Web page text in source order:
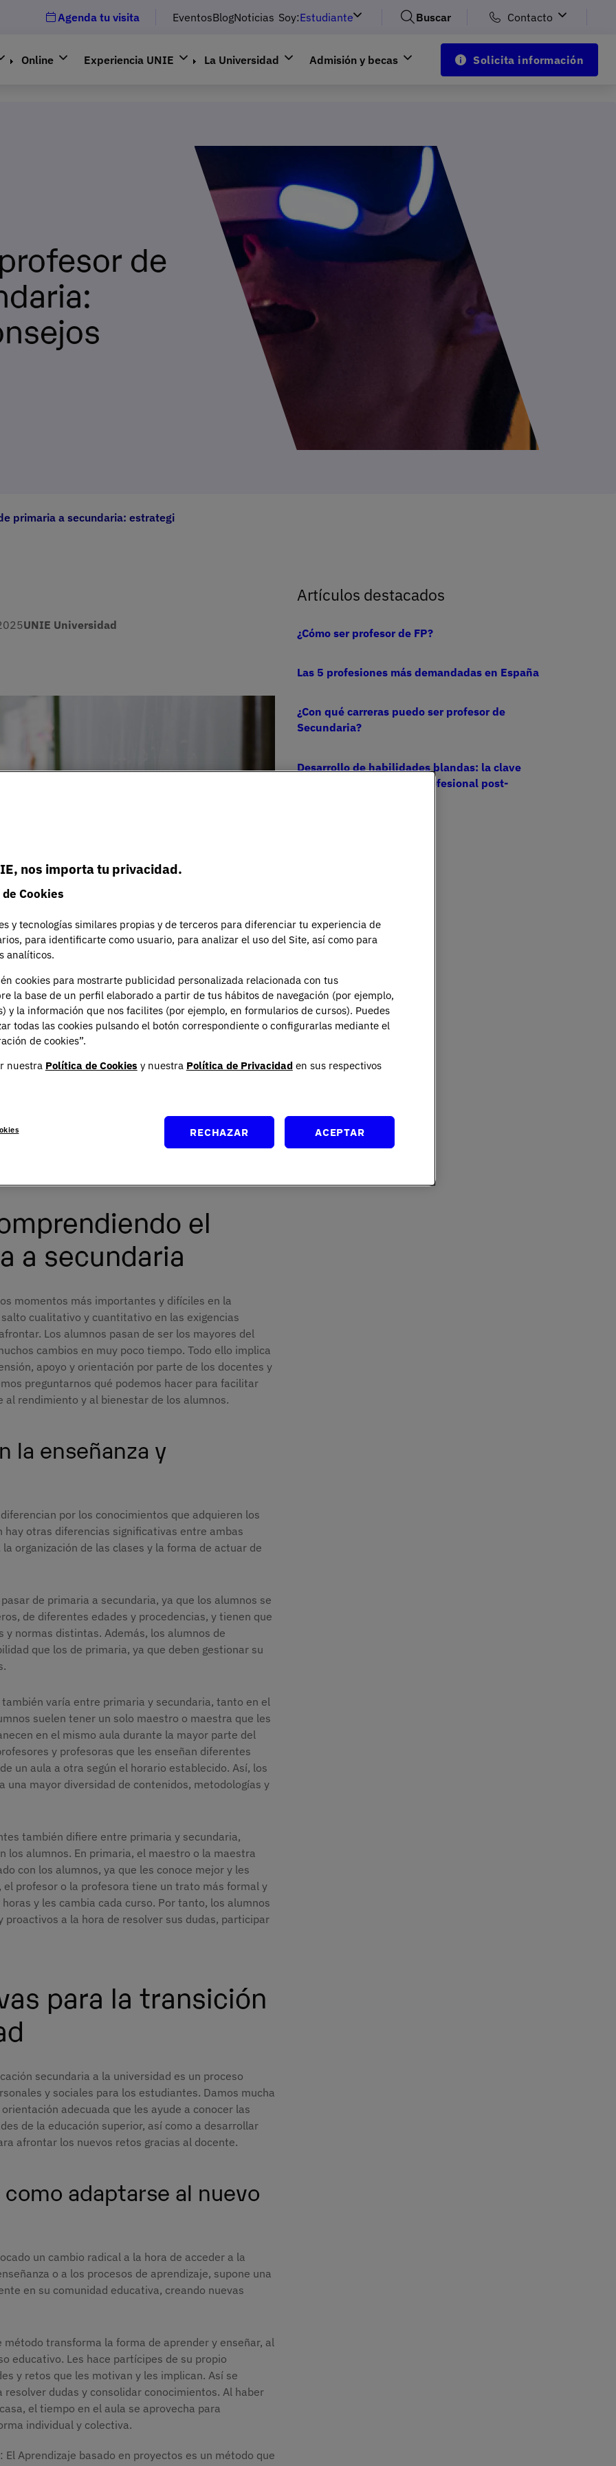
Agenda tu visita EventosBlogNoticias Soy:Estudiante Buscar Contacto
Online Experiencia UNIE La Universidad Admisión y becas Solicita información
de
primaria a secundaria: estrategias y consejos clave
UNIE Universidad
asumir distintos roles, responsabilidades y desafíos.
también de adaptarse a las características,
son muy diferentes en cada etapa. Además, el
los cambios curriculares, metodológicos y
¿Cómo hacerlo de forma eficaz y
este post algunas estrategias y consejos clave para
y mejorar tu práctica docente.
el
a secundaria
momentos más importantes y difíciles en la
cualitativo y cuantitativo en las exigencias
Los alumnos pasan de ser los mayores del
cambios en muy poco tiempo. Todo ello implica
apoyo y orientación por parte de los docentes y
preguntarnos qué podemos hacer para facilitar
rendimiento y al bienestar de los alumnos.
la enseñanza y
por los conocimientos que adquieren los
otras diferencias significativas entre ambas
organización de las clases y la forma de actuar de
de primaria a secundaria, ya que los alumnos se
de diferentes edades y procedencias, y tienen que
normas distintas. Además, los alumnos de
que los de primaria, ya que deben gestionar su
varía entre primaria y secundaria, tanto en el
suelen tener un solo maestro o maestra que les
en el mismo aula durante la mayor parte del
y profesoras que les enseñan diferentes
un aula a otra según el horario establecido. Así, los
una mayor diversidad de contenidos, metodologías y
también difiere entre primaria y secundaria,
los alumnos. En primaria, el maestro o la maestra
con los alumnos, ya que les conoce mejor y les
profesor o la profesora tiene un trato más formal y
y les cambia cada curso. Por tanto, los alumnos
a la hora de resolver sus dudas, participar
para la transición
secundaria a la universidad es un proceso
y sociales para los estudiantes. Damos mucha
adecuada que les ayude a conocer las
de la educación superior, así como a desarrollar
afrontar los nuevos retos gracias al docente.
adaptarse al nuevo
un cambio radical a la hora de acceder a la
o a los procesos de aprendizaje, supone una
en su comunidad educativa, creando nuevas
método transforma la forma de aprender y enseñar, al
educativo. Les hace partícipes de su propio
y retos que les motivan y les implican. Así se
dudas y consolidar conocimientos. Al haber
el tiempo en el aula se aprovecha para
individual y colectiva.
: El Aprendizaje basado en proyectos es un método que
Artículos destacados
¿Cómo ser profesor de FP?
Las 5 profesiones más demandadas en España
¿Con qué carreras puedo ser profesor de
Secundaria?
Desarrollo de habilidades blandas: la clave
para triunfar en la vida profesional post-
nos importa tu privacidad.
Cookies
y tecnologías similares propias y de terceros para diferenciar tu experiencia de
para identificarte como usuario, para analizar el uso del Site, así como para
analíticos.
cookies para mostrarte publicidad personalizada relacionada con tus
la base de un perfil elaborado a partir de tus hábitos de navegación (por ejemplo,
y la información que nos facilites (por ejemplo, en formularios de cursos). Puedes
todas las cookies pulsando el botón correspondiente o configurarlas mediante el
de cookies”.
nuestra Política de Cookies y nuestra Política de Privacidad en sus respectivos
RECHAZAR ACEPTAR